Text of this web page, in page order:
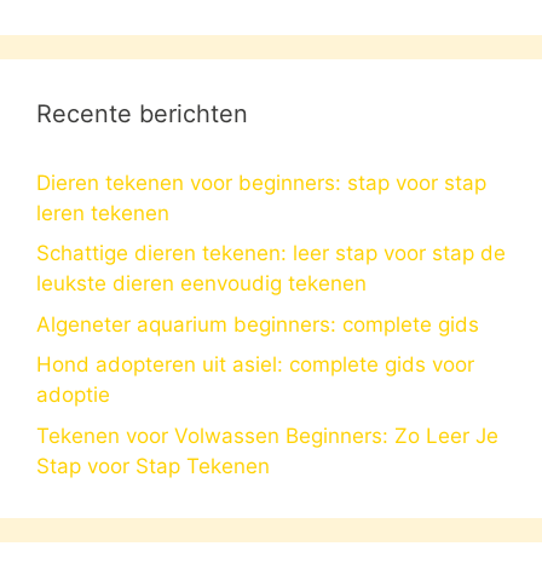
Recente berichten
Dieren tekenen voor beginners: stap voor stap
leren tekenen
Schattige dieren tekenen: leer stap voor stap de
leukste dieren eenvoudig tekenen
Algeneter aquarium beginners: complete gids
Hond adopteren uit asiel: complete gids voor
adoptie
Tekenen voor Volwassen Beginners: Zo Leer Je
Stap voor Stap Tekenen